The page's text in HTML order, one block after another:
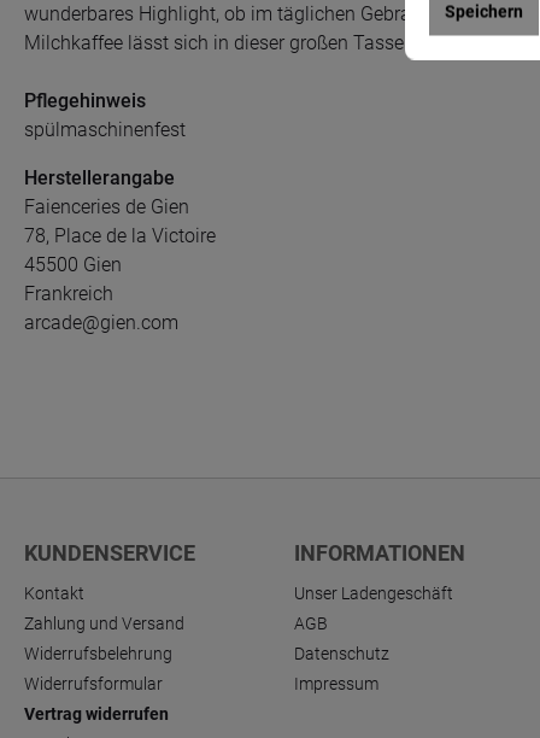
wunderbares Highlight, ob im täglichen Gebrauch oder bei
Milchkaffee lässt sich in dieser großen Tasse besonders
Pflegehinweis
spülmaschinenfest
Herstellerangabe
Faienceries de Gien
78, Place de la Victoire
45500 Gien
Frankreich
arcade@gien.com
KUNDENSERVICE
Kontakt
Zahlung und Versand
Widerrufsbelehrung
Widerrufsformular
Vertrag widerrufen
INFORMATIONEN
Unser Ladengeschäft
AGB
Datenschutz
Impressum
Speichern